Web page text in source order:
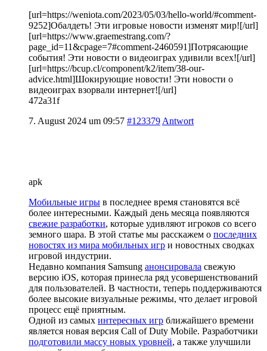
[url=https://weniota.com/2023/05/03/hello-world/#comment-
9252]Обалдеть! Эти игровые новости изменят мир![/url]
[url=https://www.graemestrang.com/?
page_id=11&cpage=7#comment-2460591]Потрясающие
события! Эти новости о видеоиграх удивили всех![/url]
[url=https://bcup.cl/component/k2/item/38-our-
advice.html]Шокирующие новости! Эти новости о
видеоиграх взорвали интернет![/url]
472a31f
7. August 2024 um 09:57 #123379 Antwort
apk
Мобильные игры в последнее время становятся всё
более интересными. Каждый день месяца появляются
свежие разработки, которые удивляют игроков со всего
земного шара. В этой статье мы расскажем о последних
новостях из мира мобильных игр и новостных сводках
игровой индустрии.
Недавно компания Samsung анонсировала свежую
версию iOS, которая принесла ряд усовершенствований
для пользователей. В частности, теперь поддерживаются
более высокие визуальные режимы, что делает игровой
процесс ещё приятным.
Одной из самых интересных игр ближайшего времени
является новая версия Call of Duty Mobile. Разработчики
подготовили массу новых уровней, а также улучшили